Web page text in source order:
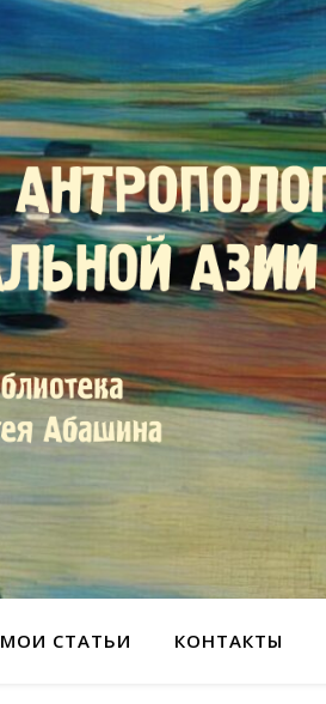
МОИ СТАТЬИ КОНТАКТЫ